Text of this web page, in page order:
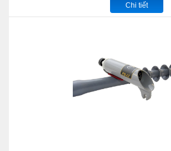
Chi tiết